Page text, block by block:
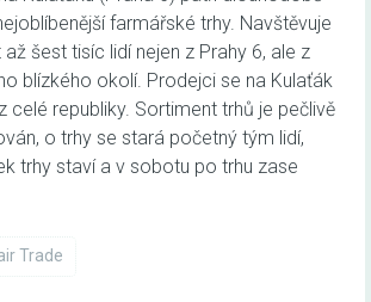
farmářské trhy. Navštěvuje
až šest tisíc lidí nejen z Prahy 6, ale z
blízkého okolí. Prodejci se na Kulaťák
celé republiky. Sortiment trhů je pečlivě
o trhy se stará početný tým lidí,
trhy staví a v sobotu po trhu zase
Trade